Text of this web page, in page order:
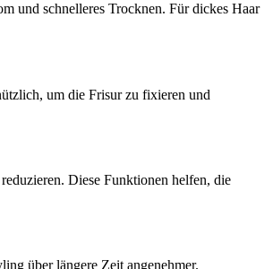
und schnelleres Trocknen. Für dickes Haar
um die Frisur zu fixieren und
Diese Funktionen helfen, die
über längere Zeit angenehmer.